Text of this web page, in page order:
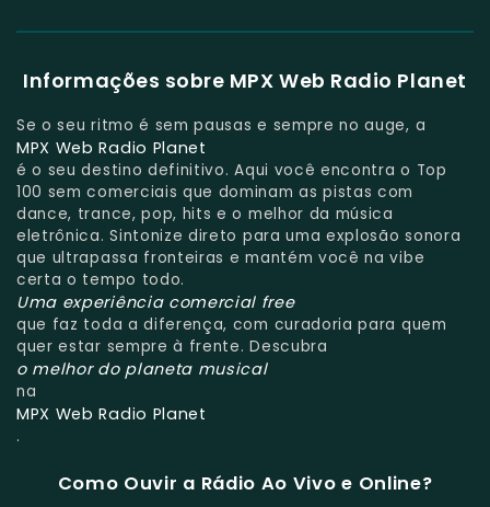
Informações sobre MPX Web Radio Planet
Se o seu ritmo é sem pausas e sempre no auge, a
MPX Web Radio Planet
é o seu destino definitivo. Aqui você encontra o Top
100 sem comerciais que dominam as pistas com
dance, trance, pop, hits e o melhor da música
eletrônica. Sintonize direto para uma explosão sonora
que ultrapassa fronteiras e mantém você na vibe
certa o tempo todo.
Uma experiência comercial free
que faz toda a diferença, com curadoria para quem
quer estar sempre à frente. Descubra
o melhor do planeta musical
na
MPX Web Radio Planet
.
Como Ouvir a Rádio Ao Vivo e Online?